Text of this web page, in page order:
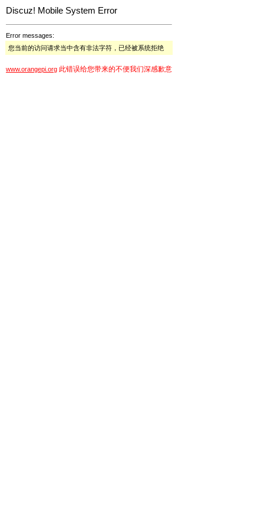
Discuz! Mobile System Error
Error messages:
您当前的访问请求当中含有非法字符，已经被系统拒绝
www.orangepi.org 此错误给您带来的不便我们深感歉意